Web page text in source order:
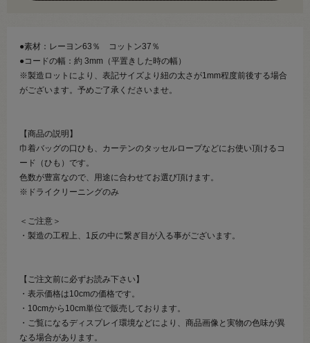
●素材：レーヨン63％ コットン37％
●コードの幅：約 3mm（平置きした時の幅）
※製造ロットにより、表記サイズより紐の太さが1mm程度前後する場合
がございます。予めご了承くださいませ。
【商品の説明】
巾着バッグの口ひも、カーテンのタッセルロープなどにお使い頂けるコ
ード（ひも）です。
色数が豊富なので、用途に合わせてお選び頂けます。
※ドライクリーニングのみ
＜ご注意＞
・製造の工程上、1反の中に繋ぎ目が入る事がございます。
【ご注文前に必ずお読み下さい】
・表示価格は10cmの価格です。
・10cmから10cm単位で販売しております。
・ご覧になるディスプレイ環境などにより、商品画像と実物の色味が異
なる場合があります。